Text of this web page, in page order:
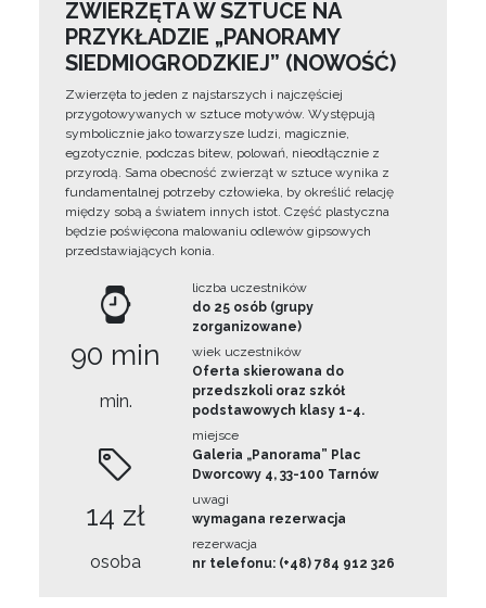
ZWIERZĘTA W SZTUCE NA
PRZYKŁADZIE „PANORAMY
SIEDMIOGRODZKIEJ” (NOWOŚĆ)
Zwierzęta to jeden z najstarszych i najczęściej
przygotowywanych w sztuce motywów. Występują
symbolicznie jako towarzysze ludzi, magicznie,
egzotycznie, podczas bitew, polowań, nieodłącznie z
przyrodą. Sama obecność zwierząt w sztuce wynika z
fundamentalnej potrzeby człowieka, by określić relację
między sobą a światem innych istot. Część plastyczna
będzie poświęcona malowaniu odlewów gipsowych
przedstawiających konia.
90 min
min.
14 zł
osoba
liczba uczestników
do 25 osób (grupy
zorganizowane)
wiek uczestników
Oferta skierowana do
przedszkoli oraz szkół
podstawowych klasy 1-4.
miejsce
Galeria „Panorama” Plac
Dworcowy 4, 33-100 Tarnów
uwagi
wymagana rezerwacja
rezerwacja
nr telefonu: (+48) 784 912 326